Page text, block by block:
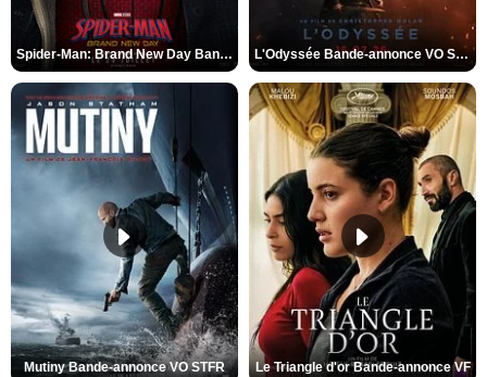
Spider-Man: Brand New Day Bande-annonce VO STFR L'Odyssée Bande-annonce VO STFR
Mutiny Bande-annonce VO STFR Le Triangle d'or Bande-annonce VF